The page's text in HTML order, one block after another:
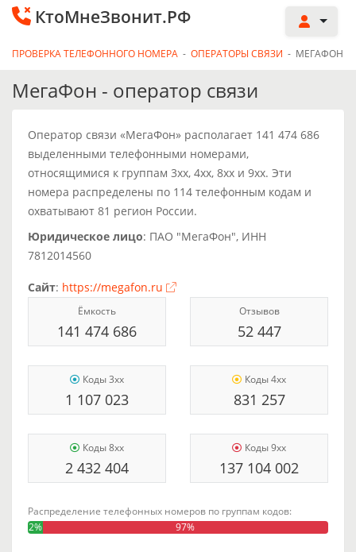
КтоМнеЗвонит.РФ
ПРОВЕРКА ТЕЛЕФОННОГО НОМЕРА - ОПЕРАТОРЫ СВЯЗИ - МЕГАФОН
МегаФон - оператор связи
Оператор связи «МегаФон» располагает 141 474 686
выделенными телефонными номерами,
относящимися к группам 3xx, 4xx, 8xx и 9xx. Эти
номера распределены по 114 телефонным кодам и
охватывают 81 регион России.
Юридическое лицо: ПАО "МегаФон", ИНН
7812014560
Сайт: https://megafon.ru
Ёмкость
141 474 686
Отзывов
52 447
Коды 3xx
1 107 023
Коды 4xx
831 257
Коды 8xx
2 432 404
Коды 9xx
137 104 002
Распределение телефонных номеров по группам кодов:
2%
97%